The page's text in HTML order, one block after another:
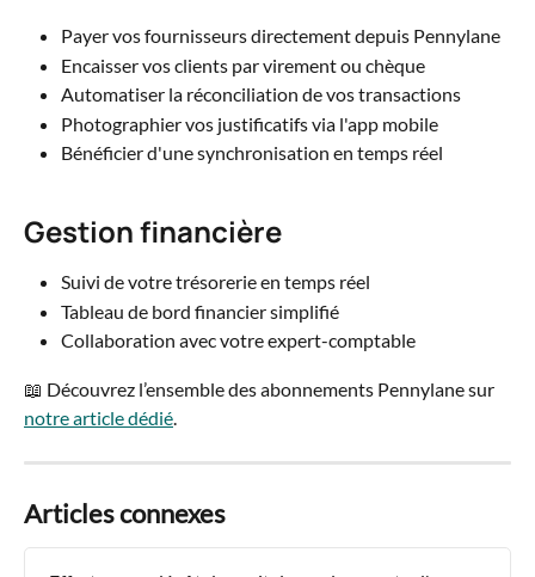
Payer vos fournisseurs directement depuis Pennylane
Encaisser vos clients par virement ou chèque
Automatiser la réconciliation de vos transactions
Photographier vos justificatifs via l'app mobile
Bénéficier d'une synchronisation en temps réel
Gestion financière
Suivi de votre trésorerie en temps réel
Tableau de bord financier simplifié
Collaboration avec votre expert-comptable
📖 Découvrez l’ensemble des abonnements Pennylane sur
notre article dédié
Articles connexes